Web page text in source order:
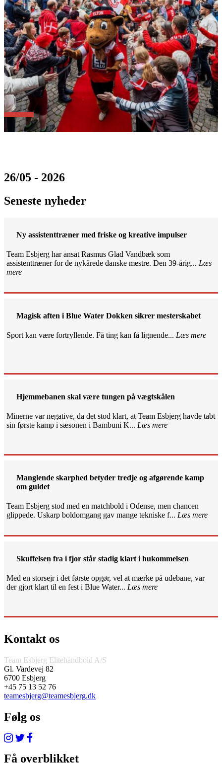
26/05 - 2026
Seneste nyheder
Ny assistenttræner med friske og kreative impulser
Team Esbjerg har ansat Rasmus Glad Vandbæk som
assistenttræner for de nykårede danske mestre. Den 39-årig... Læs
mere
Magisk aften i Blue Water Dokken sikrer mesterskabet
Sport kan være fortryllende. Få ting kan få lignende... Læs mere
Hjemmebanen skal være tungen på vægtskålen
Minerne var negative, da det stod klart, at Team Esbjerg havde tabt
sin første kamp i sæsonen i Bambuni K... Læs mere
Manglende skarphed betyder tredje og afgørende kamp
om guldet
Team Esbjerg stod med en matchbold i Odense, men chancen
glippede. Uskarp boldomgang gav mange tekniske f... Læs mere
Skuffelsen fra i fjor står stadig klart i hukommelsen
Med en storsejr i det første opgør, vel at mærke på udebane, var
der gjort klart til en fest i Blue Water... Læs mere
Kontakt os
Team Esbjerg Elitehåndbold A/S
Gl. Vardevej 82
6700 Esbjerg
+45 75 13 52 76
teamesbjerg@teamesbjerg.dk
Følg os
Få overblikket